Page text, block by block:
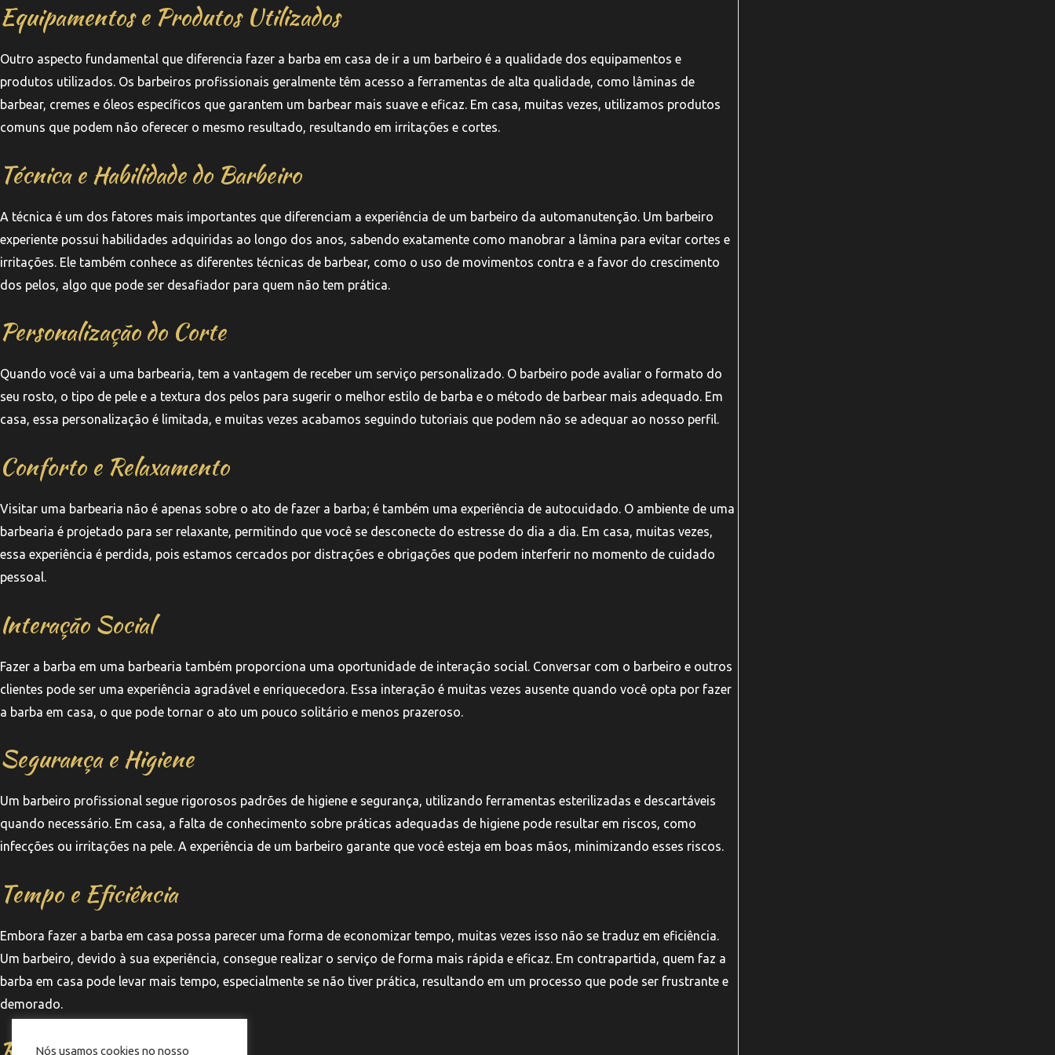
Equipamentos e Produtos Utilizados
Outro aspecto fundamental que diferencia fazer a barba em casa de ir a um barbeiro é a qualidade dos equipamentos e
produtos utilizados. Os barbeiros profissionais geralmente têm acesso a ferramentas de alta qualidade, como lâminas de
barbear, cremes e óleos específicos que garantem um barbear mais suave e eficaz. Em casa, muitas vezes, utilizamos produtos
comuns que podem não oferecer o mesmo resultado, resultando em irritações e cortes.
Técnica e Habilidade do Barbeiro
A técnica é um dos fatores mais importantes que diferenciam a experiência de um barbeiro da automanutenção. Um barbeiro
experiente possui habilidades adquiridas ao longo dos anos, sabendo exatamente como manobrar a lâmina para evitar cortes e
irritações. Ele também conhece as diferentes técnicas de barbear, como o uso de movimentos contra e a favor do crescimento
dos pelos, algo que pode ser desafiador para quem não tem prática.
Personalização do Corte
Quando você vai a uma barbearia, tem a vantagem de receber um serviço personalizado. O barbeiro pode avaliar o formato do
seu rosto, o tipo de pele e a textura dos pelos para sugerir o melhor estilo de barba e o método de barbear mais adequado. Em
casa, essa personalização é limitada, e muitas vezes acabamos seguindo tutoriais que podem não se adequar ao nosso perfil.
Conforto e Relaxamento
Visitar uma barbearia não é apenas sobre o ato de fazer a barba; é também uma experiência de autocuidado. O ambiente de uma
barbearia é projetado para ser relaxante, permitindo que você se desconecte do estresse do dia a dia. Em casa, muitas vezes,
essa experiência é perdida, pois estamos cercados por distrações e obrigações que podem interferir no momento de cuidado
pessoal.
Interação Social
Fazer a barba em uma barbearia também proporciona uma oportunidade de interação social. Conversar com o barbeiro e outros
clientes pode ser uma experiência agradável e enriquecedora. Essa interação é muitas vezes ausente quando você opta por fazer
a barba em casa, o que pode tornar o ato um pouco solitário e menos prazeroso.
Segurança e Higiene
Um barbeiro profissional segue rigorosos padrões de higiene e segurança, utilizando ferramentas esterilizadas e descartáveis
quando necessário. Em casa, a falta de conhecimento sobre práticas adequadas de higiene pode resultar em riscos, como
infecções ou irritações na pele. A experiência de um barbeiro garante que você esteja em boas mãos, minimizando esses riscos.
Tempo e Eficiência
Embora fazer a barba em casa possa parecer uma forma de economizar tempo, muitas vezes isso não se traduz em eficiência.
Um barbeiro, devido à sua experiência, consegue realizar o serviço de forma mais rápida e eficaz. Em contrapartida, quem faz a
barba em casa pode levar mais tempo, especialmente se não tiver prática, resultando em um processo que pode ser frustrante e
demorado.
Nós usamos cookies no nosso